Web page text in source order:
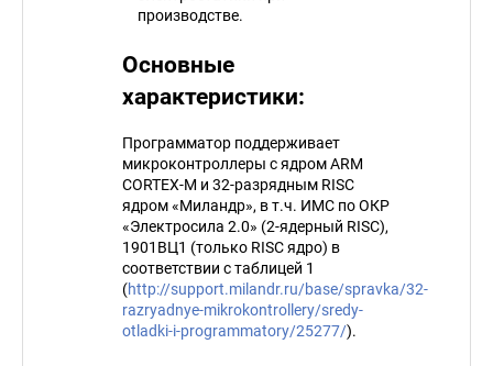
производстве.
Основные
характеристики:
Программатор поддерживает
микроконтроллеры с ядром ARM
CORTEX-M и 32-разрядным RISC
ядром «Миландр», в т.ч. ИМС по ОКР
«Электросила 2.0» (2-ядерный RISC),
1901ВЦ1 (только RISC ядро) в
соответствии с таблицей 1
(http://support.milandr.ru/base/spravka/32-
razryadnye-mikrokontrollery/sredy-
otladki-i-programmatory/25277/).